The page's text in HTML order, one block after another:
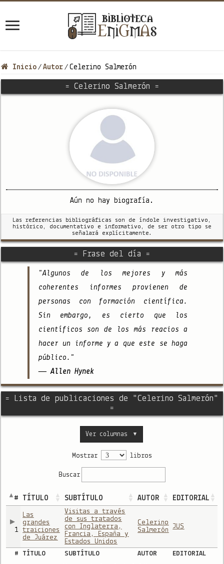
Inicio / Autor / Celerino Salmerón
= Celerino Salmerón =
Aún no hay biografía.
Las referencias bibliográficas son de índole investigativo,
histórico, documentativo e informativo, de ser otro tipo se
señalará explícitamente.
= Frase del día =
"Algunos de los mejores y más
coherentes informes provienen de
personas con formación científica.
Sin embargo, es cierto que los
científicos son de los más reacios a
hacer un informe y a que este se haga
público."
— Allen Hynek
= Lista de publicaciones de "Celerino Salmerón"
=
Ver columnas ▼
Mostrar libros
Buscar
# TÍTULO SUBTÍTULO AUTOR EDITORIAL
1
Las
grandes
traiciones
de Juárez
Visitas a través
de sus tratados
con Inglaterra,
Francia, España y
Estados Unidos
Celerino
Salmerón
JUS
# TÍTULO SUBTÍTULO AUTOR
EDITORIAL